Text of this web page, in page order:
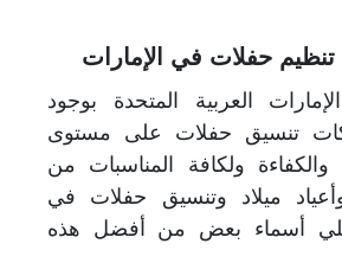
حفلات في الإمارات
العربية المتحدة بوجود
تنسيق حفلات على مستوى
والكفاءة ولكافة المناسبات من
ميلاد وتنسيق حفلات في
يلي أسماء بعض من أفضل هذه